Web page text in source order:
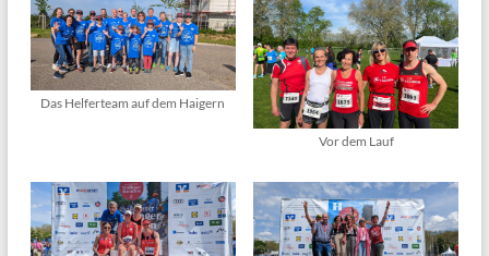
Das Helferteam auf dem Haigern
Vor dem Lauf